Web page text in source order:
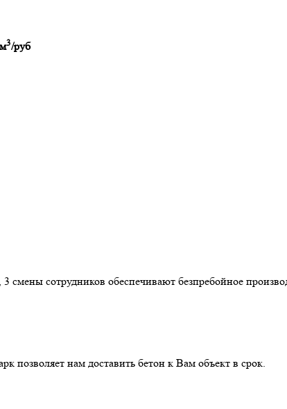
3/руб
сотрудников обеспечивают безпребойное
позволяет нам доставить бетон к Вам объект в срок.